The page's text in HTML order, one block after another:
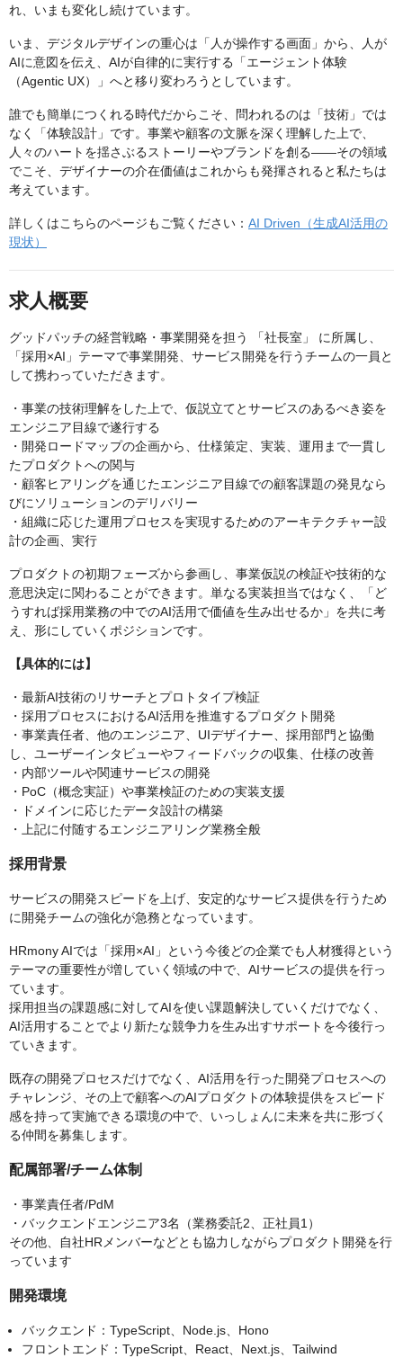
れ、いまも変化し続けています。
いま、デジタルデザインの重心は「人が操作する画面」から、人が
AIに意図を伝え、AIが自律的に実行する「エージェント体験
（Agentic UX）」へと移り変わろうとしています。
誰でも簡単につくれる時代だからこそ、問われるのは「技術」では
なく「体験設計」です。事業や顧客の文脈を深く理解した上で、
人々のハートを揺さぶるストーリーやブランドを創る——その領域
でこそ、デザイナーの介在価値はこれからも発揮されると私たちは
考えています。
詳しくはこちらのページもご覧ください： AI Driven（生成AI活用の
現状）
求人概要
グッドパッチの経営戦略・事業開発を担う 「社長室」 に所属し、
「採用×AI」テーマで事業開発、サービス開発を行うチームの一員と
して携わっていただきます。
・事業の技術理解をした上で、仮説立てとサービスのあるべき姿を
エンジニア目線で遂行する
・開発ロードマップの企画から、仕様策定、実装、運用まで一貫し
たプロダクトへの関与
・顧客ヒアリングを通じたエンジニア目線での顧客課題の発見なら
びにソリューションのデリバリー
・組織に応じた運用プロセスを実現するためのアーキテクチャー設
計の企画、実行
プロダクトの初期フェーズから参画し、事業仮説の検証や技術的な
意思決定に関わることができます。単なる実装担当ではなく、「ど
うすれば採用業務の中でのAI活用で価値を生み出せるか」を共に考
え、形にしていくポジションです。
【具体的には】
・最新AI技術のリサーチとプロトタイプ検証
・採用プロセスにおけるAI活用を推進するプロダクト開発
・事業責任者、他のエンジニア、UIデザイナー、採用部門と協働
し、ユーザーインタビューやフィードバックの収集、仕様の改善
・内部ツールや関連サービスの開発
・PoC（概念実証）や事業検証のための実装支援
・ドメインに応じたデータ設計の構築
・上記に付随するエンジニアリング業務全般
採用背景
サービスの開発スピードを上げ、安定的なサービス提供を行うため
に開発チームの強化が急務となっています。
HRmony AIでは「採用×AI」という今後どの企業でも人材獲得という
テーマの重要性が増していく領域の中で、AIサービスの提供を行っ
ています。
採用担当の課題感に対してAIを使い課題解決していくだけでなく、
AI活用することでより新たな競争力を生み出すサポートを今後行っ
ていきます。
既存の開発プロセスだけでなく、AI活用を行った開発プロセスへの
チャレンジ、その上で顧客へのAIプロダクトの体験提供をスピード
感を持って実施できる環境の中で、いっしょんに未来を共に形づく
る仲間を募集します。
配属部署/チーム体制
・事業責任者/PdM
・バックエンドエンジニア3名（業務委託2、正社員1）
その他、自社HRメンバーなどとも協力しながらプロダクト開発を行
っています
開発環境
バックエンド：TypeScript、Node.js、Hono
フロントエンド：TypeScript、React、Next.js、Tailwind